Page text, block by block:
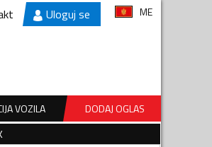
Uloguj se ME
VOZILA
DODAJ OGLAS